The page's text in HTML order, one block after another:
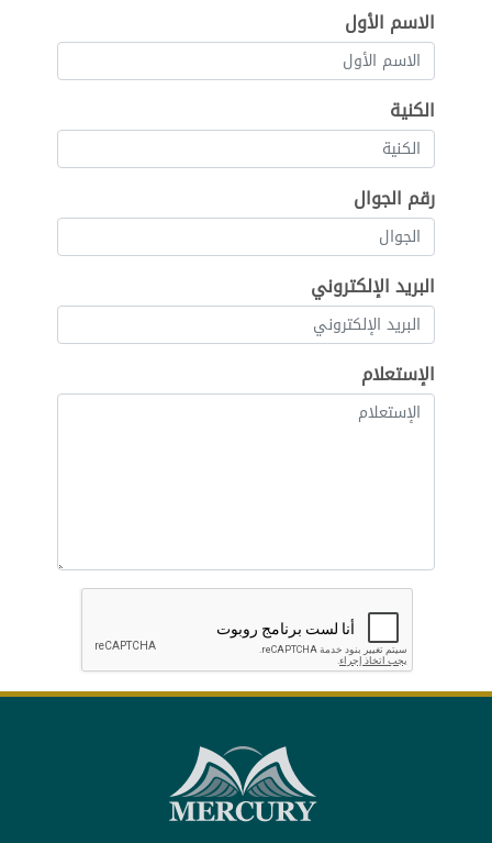
الاسم الأول
الكنية
رقم الجوال
البريد الإلكتروني
الإستعلام